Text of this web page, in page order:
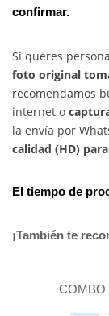
confirmar.
Si queres
foto original
recomendamos
internet o
la envía por
calidad (HD)
El tiempo de
¡También te
COMBO